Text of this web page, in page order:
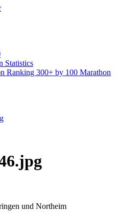
Statistics
Ranking 300+ by 100 Marathon
und Northeim